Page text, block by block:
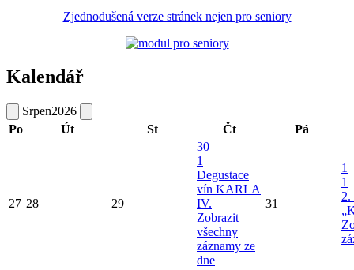
Zjednodušená verze stránek nejen pro seniory
Kalendář
Srpen2026
Po
Út St Čt Pá
27 28 29
30
1
Degustace
vín KARLA
IV.
Zobrazit
všechny
záznamy ze
dne
31
1
1
2.